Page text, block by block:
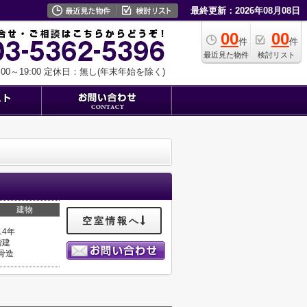
最終更新：2026年08月08日
00件
最近見た物件
00件
検討リスト
～19:00 定休日：無し(年末年始を除く)
建物
年
建
造
空室情報へ